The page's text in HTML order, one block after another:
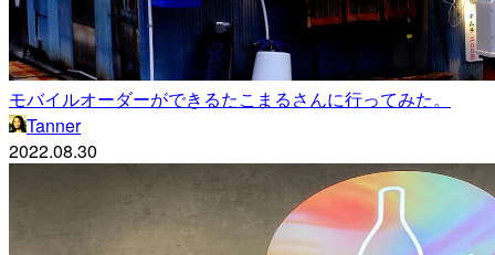
モバイルオーダーができるたこまるさんに行ってみた。
Tanner
2022.08.30